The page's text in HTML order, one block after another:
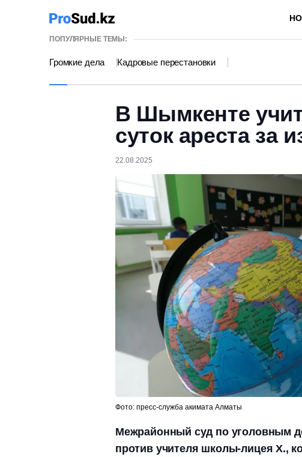
ПОПУЛЯРНЫЕ ТЕМЫ:
Громкие дела Кадровые перестановки
В Шымкенте
суток ареста за
22.08.2025
Фото: пресс-служба акимата Алматы
Межрайонный суд по уголовным
против учителя школы-лицея Х.,